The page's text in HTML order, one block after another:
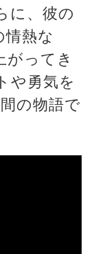
に、彼の
情熱な
がってき
や勇気を
の物語で